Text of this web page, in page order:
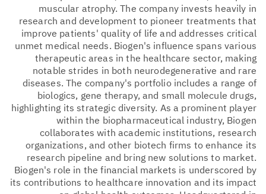
muscular atrophy. The company invests heavily in
research and development to pioneer treatments that
improve patients' quality of life and addresses critical
unmet medical needs. Biogen's influence spans various
therapeutic areas in the healthcare sector, making
notable strides in both neurodegenerative and rare
diseases. The company's portfolio includes a range of
biologics, gene therapy, and small molecule drugs,
highlighting its strategic diversity. As a prominent player
within the biopharmaceutical industry, Biogen
collaborates with academic institutions, research
organizations, and other biotech firms to enhance its
research pipeline and bring new solutions to market.
Biogen's role in the financial markets is underscored by
its contributions to healthcare innovation and its impact